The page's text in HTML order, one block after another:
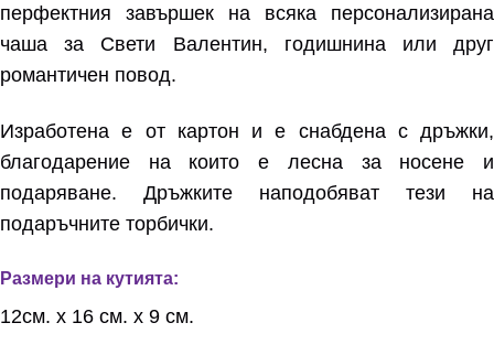
перфектния завършек на всяка персонализирана
чаша за Свети Валентин, годишнина или друг
романтичен повод.
Изработена е от картон и е снабдена с дръжки,
благодарение на които е лесна за носене и
подаряване. Дръжките наподобяват тези на
подаръчните торбички.
Размери на кутията:
12см. х 16 см. х 9 см.